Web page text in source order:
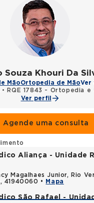
Souza Khouri Da
MãoOrtopedia de MãoVer
• RQE 17843 - Ortopedia e
Ver perfil
Agende uma consulta
Aliança - Unidade
Magalhaes Junior, Rio
41940060 •
Mapa
São Rafael -